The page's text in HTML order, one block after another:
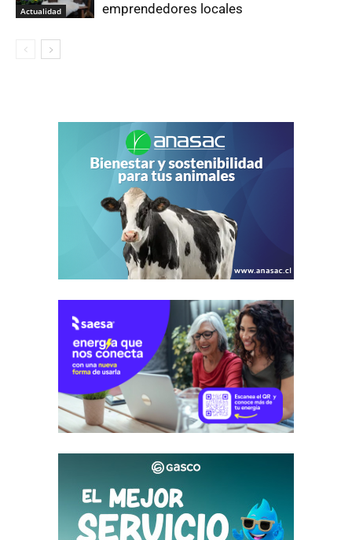
Actualidad
emprendedores locales